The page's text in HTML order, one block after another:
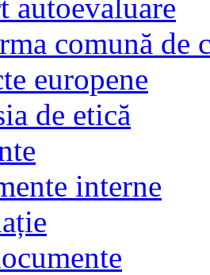
autoevaluare
comună de
europene
de etică
interne